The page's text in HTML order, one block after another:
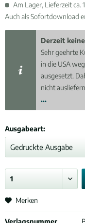
Am Lager, Lieferzeit ca.
Auch als Sofortdownload
Derzeit
Sehr geehrte
in die USA
ausgesetzt.
nicht
...
Ausgabeart:
Merken
Verlagsnummer